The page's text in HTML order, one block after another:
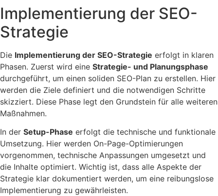
Implementierung der SEO-
Strategie
Die Implementierung der SEO-Strategie erfolgt in klaren
Phasen. Zuerst wird eine Strategie- und Planungsphase
durchgeführt, um einen soliden SEO-Plan zu erstellen. Hier
werden die Ziele definiert und die notwendigen Schritte
skizziert. Diese Phase legt den Grundstein für alle weiteren
Maßnahmen.
In der Setup-Phase erfolgt die technische und funktionale
Umsetzung. Hier werden On-Page-Optimierungen
vorgenommen, technische Anpassungen umgesetzt und
die Inhalte optimiert. Wichtig ist, dass alle Aspekte der
Strategie klar dokumentiert werden, um eine reibungslose
Implementierung zu gewährleisten.